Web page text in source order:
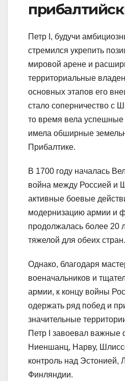
Петр I, будучи
стремился укрепить
мировой арене и
территориальные
основных этапов его
стало соперничество с
то время вела
имела обширные
Прибалтике.
В 1700 году началась
война между Россией и
активные боевые
модернизацию армии и
продолжалась более 20
тяжелой для обеих стран.
Однако, благодаря
военачальников и
армии, к концу войны
одержать ряд побед и
значительные
Петр I завоевал важные
Ниеншанц, Нарву,
контроль над Эстонией,
Финляндии.